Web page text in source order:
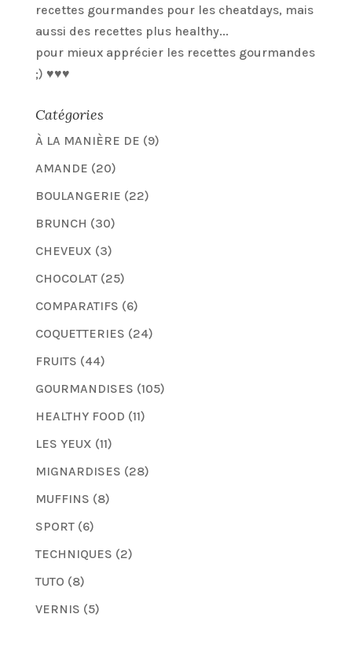
recettes gourmandes pour les cheatdays, mais
aussi des recettes plus healthy...
pour mieux apprécier les recettes gourmandes
;) ♥♥♥
Catégories
À LA MANIÈRE DE (9)
AMANDE (20)
BOULANGERIE (22)
BRUNCH (30)
CHEVEUX (3)
CHOCOLAT(25)
COMPARATIFS (6)
COQUETTERIES (24)
FRUITS (44)
GOURMANDISES (105)
HEALTHY FOOD (11)
LES YEUX (11)
MIGNARDISES (28)
MUFFINS (8)
SPORT(6)
TECHNIQUES (2)
TUTO (8)
VERNIS (5)